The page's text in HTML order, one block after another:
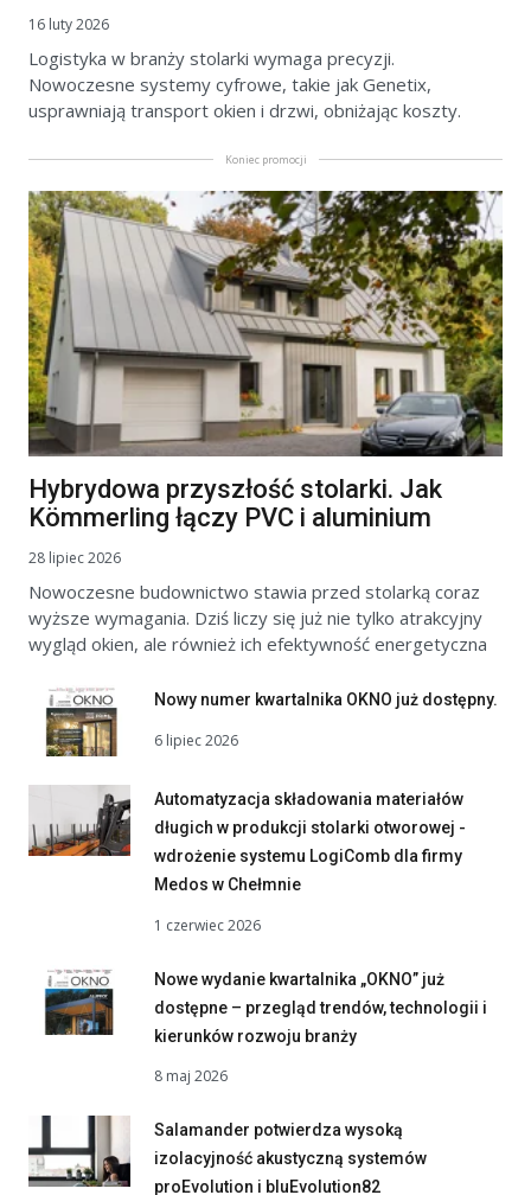
16 luty 2026
Logistyka w branży stolarki wymaga precyzji.
Nowoczesne systemy cyfrowe, takie jak Genetix,
usprawniają transport okien i drzwi, obniżając koszty.
Koniec promocji
Hybrydowa przyszłość stolarki. Jak
Kömmerling łączy PVC i aluminium
28 lipiec 2026
Nowoczesne budownictwo stawia przed stolarką coraz
wyższe wymagania. Dziś liczy się już nie tylko atrakcyjny
wygląd okien, ale również ich efektywność energetyczna
Nowy numer kwartalnika OKNO już dostępny.
6 lipiec 2026
Automatyzacja składowania materiałów
długich w produkcji stolarki otworowej -
wdrożenie systemu LogiComb dla firmy
Medos w Chełmnie
1 czerwiec 2026
Nowe wydanie kwartalnika „OKNO” już
dostępne – przegląd trendów, technologii i
kierunków rozwoju branży
8 maj 2026
Salamander potwierdza wysoką
izolacyjność akustyczną systemów
proEvolution i bluEvolution82